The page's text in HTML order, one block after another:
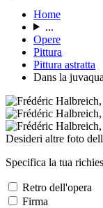
Home
...
Opere
Pittura
Pittura astratta
Dans la
Desideri altre foto
Specifica la tua
Retro dell'opera
Firma